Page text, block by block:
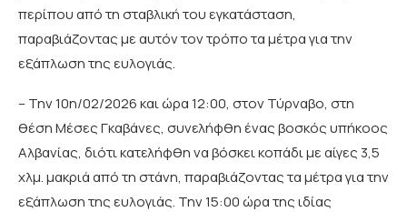
περίπου από τη σταβλική του εγκατάσταση,
παραβιάζοντας με αυτόν τον τρόπο τα μέτρα για την
εξάπλωση της ευλογιάς.
– Την 10η/02/2026 και ώρα 12:00, στον Τύρναβο, στη
θέση Μέσες Γκαβάνες, συνελήφθη ένας βοσκός υπήκοος
Αλβανίας, διότι κατελήφθη να βόσκει κοπάδι με αίγες 3,5
χλμ. μακριά από τη στάνη, παραβιάζοντας τα μέτρα για την
εξάπλωση της ευλογιάς. Την 15:00 ώρα της ιδίας